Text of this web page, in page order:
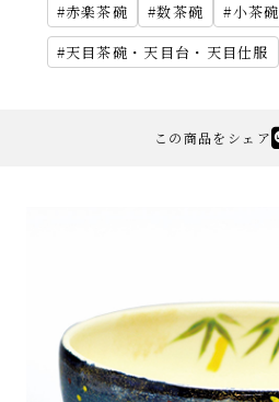
赤楽茶碗
数茶碗
小茶碗
天目茶碗・天目台・天目仕服
この商品をシェア